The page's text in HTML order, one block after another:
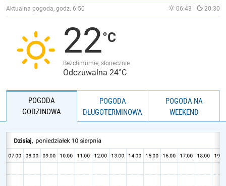
JAKOŚĆ POWIETRZA
Aktualna pogoda, godz. 6:50 06:43 20:30
22
Bezchmurnie, słonecznie
Odczuwalna 24°C
POGODA
GODZINOWA
POGODA
DŁUGOTERMINOWA
POGODA NA
WEEKEND